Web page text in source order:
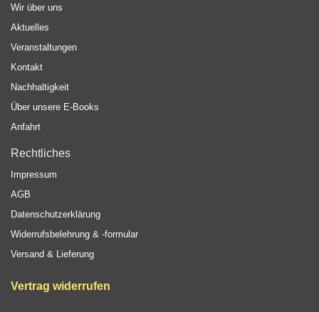
Wir über uns
Aktuelles
Veranstaltungen
Kontakt
Nachhaltigkeit
Über unsere E-Books
Anfahrt
Rechtliches
Impressum
AGB
Datenschutzerklärung
Widerrufsbelehrung & -formular
Versand & Lieferung
Vertrag widerrufen